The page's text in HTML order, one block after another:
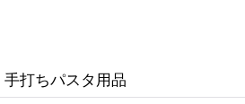
手打ちパスタ用品